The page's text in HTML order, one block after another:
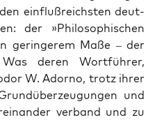
ein­fluß­reichs­ten deut­
der »Phi­lo­so­phi­schen
gerin­ge­rem Maße – der
Was deren Wort­füh­rer,
W. Ador­no, trotz ihrer
und
ver­band und zu